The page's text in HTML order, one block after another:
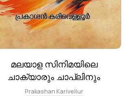
മലയാള സിനിമയിലെ
ചാക്യാരും ചാപ്ലിനും
Prakashan Karivellur